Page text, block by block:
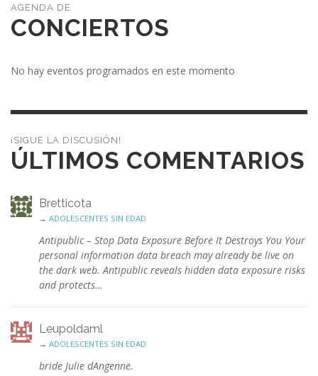
CONCIERTOS
No hay eventos programados en este momento
¡SIGUE LA DISCUSIÓN!
ÚLTIMOS COMENTARIOS
Bretticota
→ ADOLESCENTES SIN EDAD
Antipublic – Stop Data Exposure Before It Destroys You Your
personal information data breach may already be live on
the dark web. Antipublic reveals hidden data exposure risks
and protects…
Leupoldaml
→ ADOLESCENTES SIN EDAD
bride Julie dAngenne.